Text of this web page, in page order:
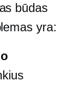
būdas
yra: